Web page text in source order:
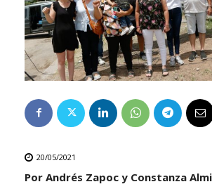
20/05/2021
Por Andrés Zapoc y Constanza